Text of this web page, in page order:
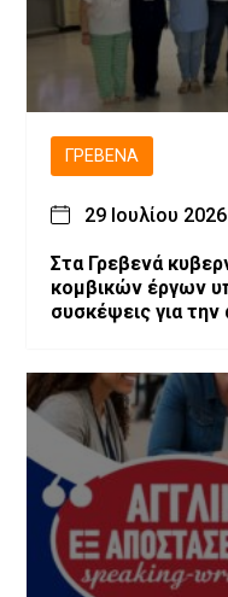
ΓΡΕΒΕΝΆ
29 Ιουλίου 2026
Στα Γρεβενά
κομβικών έργων
συσκέψεις για